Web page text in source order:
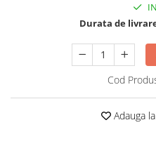
Tavite Portbagaj Dedicate
Accesorii Siguranta Auto
Carcasa Cheie
Accesorii Electronice Auto
Durata de
Cod
Adauga